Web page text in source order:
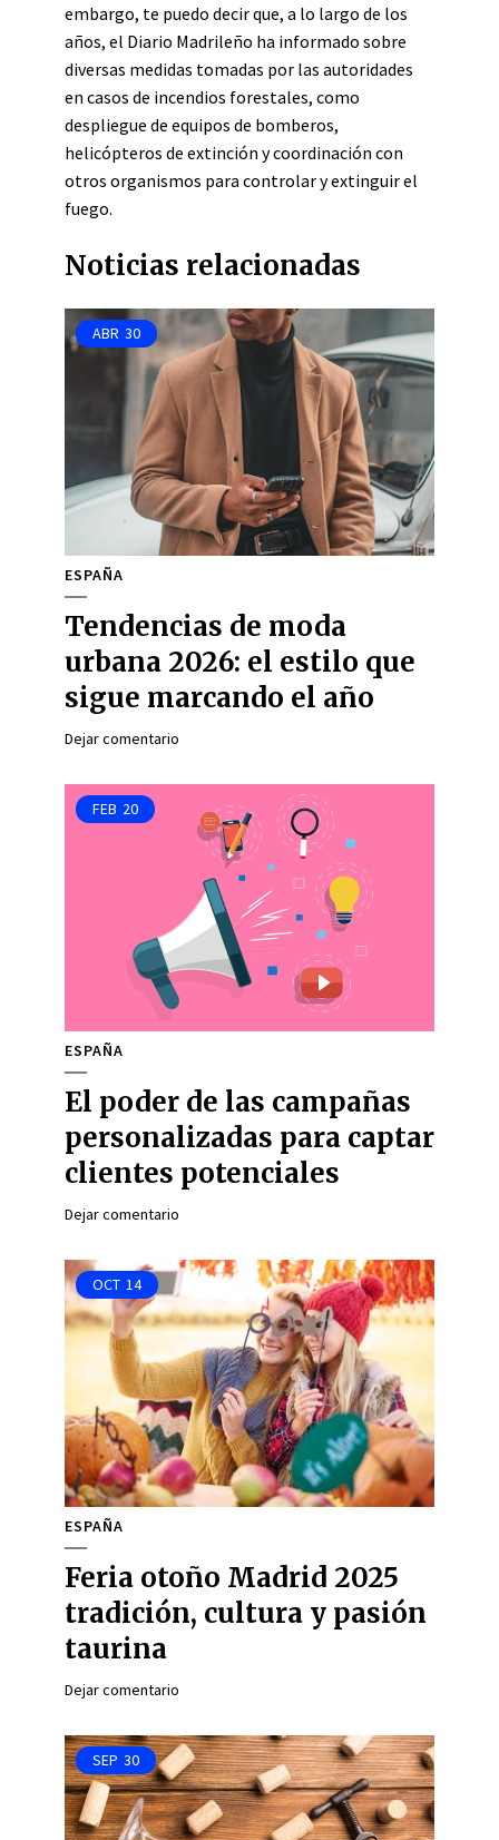
embargo, te puedo decir que, a lo largo de los
años, el Diario Madrileño ha informado sobre
diversas medidas tomadas por las autoridades
en casos de incendios forestales, como
despliegue de equipos de bomberos,
helicópteros de extinción y coordinación con
otros organismos para controlar y extinguir el
fuego.
Noticias relacionadas
ABR 30
ESPAÑA
Tendencias de moda
urbana 2026: el estilo que
sigue marcando el año
Dejar comentario
FEB 20
ESPAÑA
El poder de las campañas
personalizadas para captar
clientes potenciales
Dejar comentario
OCT 14
ESPAÑA
Feria otoño Madrid 2025
tradición, cultura y pasión
taurina
Dejar comentario
SEP 30